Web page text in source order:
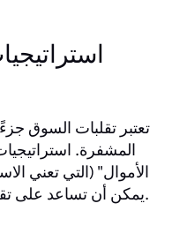
تعتبر تقلبات السوق
المشفرة.
الأموال" (التي تعني
يمكن أن تساعد على تقليل المخاطر المرتبطة بالاستثمار.